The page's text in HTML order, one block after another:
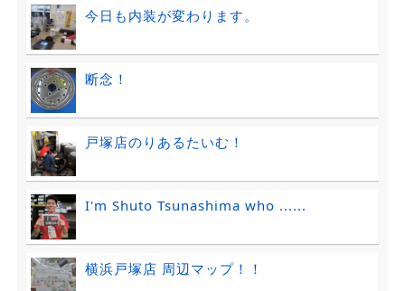
今日も内装が変わります。
断念！
戸塚店のりあるたいむ！
I'm Shuto Tsunashima who ......
横浜戸塚店 周辺マップ！！